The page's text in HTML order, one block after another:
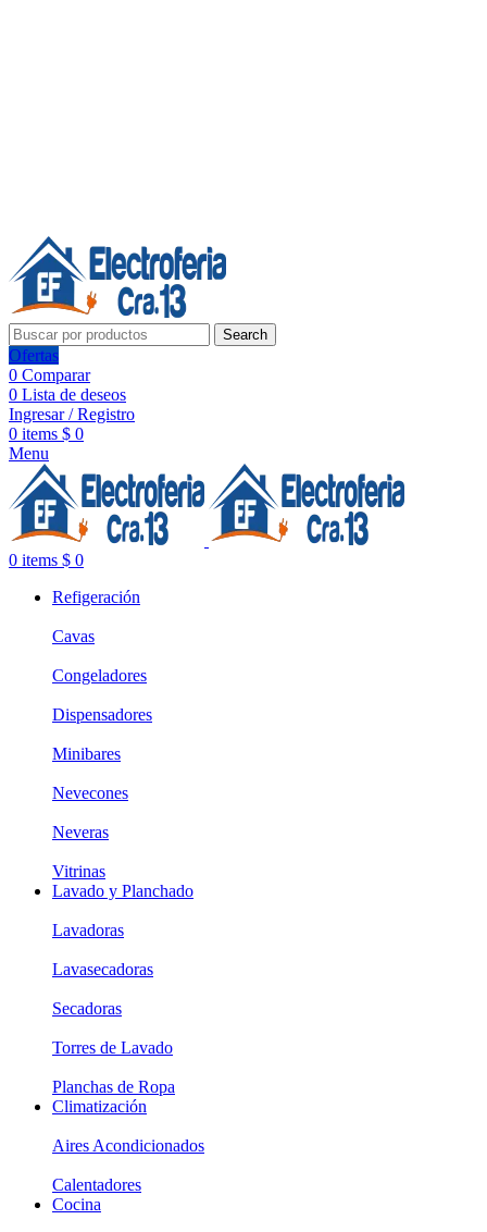
Search
Ofertas
0 Comparar
0 Lista de deseos
Ingresar / Registro
0 items $ 0
Menu
0 items $ 0
Refigeración
Cavas
Congeladores
Dispensadores
Minibares
Nevecones
Neveras
Vitrinas
Lavado y Planchado
Lavadoras
Lavasecadoras
Secadoras
Torres de Lavado
Planchas de Ropa
Climatización
Aires Acondicionados
Calentadores
Cocina